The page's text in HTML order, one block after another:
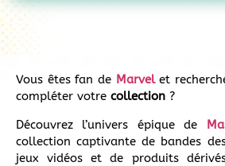
Vous êtes fan de Marvelet
compléter votre collection ?
Découvrez l’univers épique de
collection captivante de bandes
jeux vidéos et de produits